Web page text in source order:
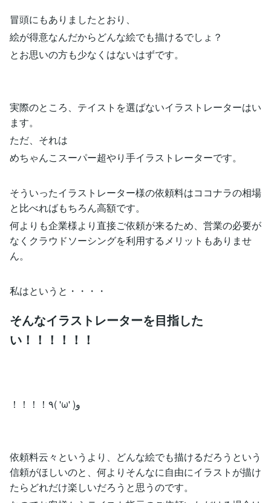
冒頭にもありましたとおり、
絵が得意なんだからどんな絵でも描けるでしょ？
とお思いの方も少なくはないはずです。
実際のところ、テイストを選ばないイラストレーターはい
ます。
ただ、それは
めちゃんこスーパー超やり手イラストレーターです。
そういったイラストレーター様の依頼料はココナラの相場
と比べればもちろん高額です。
何よりも企業様より直接ご依頼が来るため、営業の必要が
なくクラウドソーシングを利用するメリットもありませ
ん。
私はというと・・・・
そんなイラストレーターを目指した
い！！！！！！
！！！！٩( 'ω' )و
依頼料云々というより、どんな絵でも描けるだろうという
信頼がほしいのと、何よりそんなに自由にイラストが描け
たらどれだけ楽しいだろうと思うのです。